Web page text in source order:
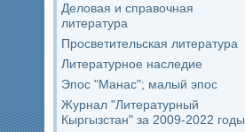
Деловая и справочная
литература
Просветительская литература
Литературное наследие
Эпос "Манас"; малый эпос
Журнал "Литературный
Кыргызстан" за 2009-2022 годы